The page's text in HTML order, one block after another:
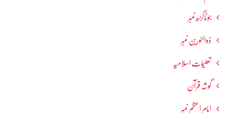
جوناگڑھ نمبر
ذوالنورین نمبر
تعلیماتِ اسلامیہ
گوشہ قرآن
امام اعظم نمبر